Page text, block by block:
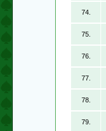
74.
75.
76.
77.
78.
79.